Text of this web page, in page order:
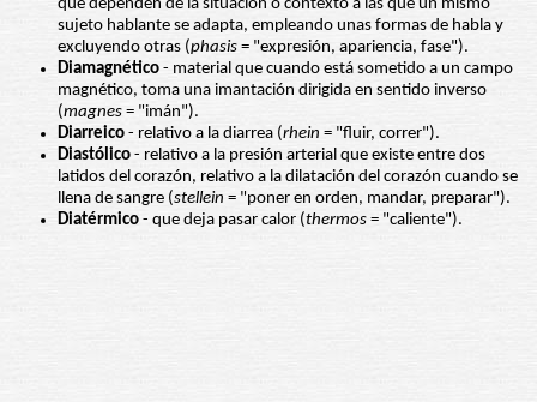
que dependen de la situación o contexto a las que un mismo
sujeto hablante se adapta, empleando unas formas de habla y
excluyendo otras (phasis = "expresión, apariencia, fase").
Diamagnético - material que cuando está sometido a un campo
magnético, toma una imantación dirigida en sentido inverso
(magnes = "imán").
Diarreico - relativo a la diarrea (rhein = "fluir, correr").
Diastólico - relativo a la presión arterial que existe entre dos
latidos del corazón, relativo a la dilatación del corazón cuando se
llena de sangre (stellein = "poner en orden, mandar, preparar").
Diatérmico - que deja pasar calor (thermos = "caliente").